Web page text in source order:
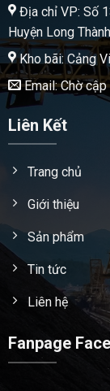
Địa chỉ VP: Số
Huyện Long
Kho bãi: Cảng
Email: Chờ
Liên Kết
Trang chủ
Giới thiệu
Sản phẩm
Tin tức
Liên hệ
Fanpage